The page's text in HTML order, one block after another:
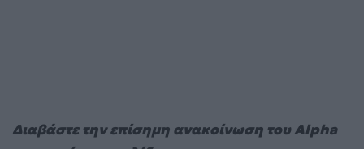
Διαβάστε την επίσημη ανακοίνωση του Alpha